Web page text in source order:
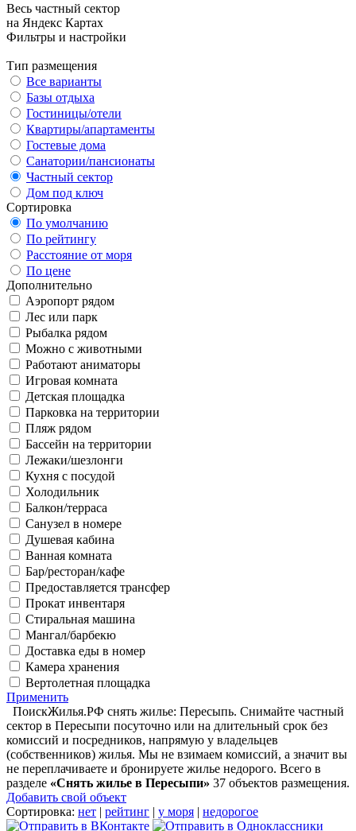
Весь частный сектор
на Яндекс Картах
Фильтры и настройки
Тип размещения
Все варианты
Базы отдыха
Гостиницы/отели
Квартиры/апартаменты
Гостевые дома
Санатории/пансионаты
Частный сектор
Дом под ключ
Сортировка
По умолчанию
По рейтингу
Расстояние от моря
По цене
Дополнительно
Аэропорт рядом
Лес или парк
Рыбалка рядом
Можно с животными
Работают аниматоры
Игровая комната
Детская площадка
Парковка на территории
Пляж рядом
Бассейн на территории
Лежаки/шезлонги
Кухня с посудой
Холодильник
Балкон/терраса
Санузел в номере
Душевая кабина
Ванная комната
Бар/ресторан/кафе
Предоставляется трансфер
Прокат инвентаря
Стиральная машина
Мангал/барбекю
Доставка еды в номер
Камера хранения
Вертолетная площадка
Применить
ПоискЖилья.РФ снять жилье: Пересыпь. Снимайте частный
сектор в Пересыпи посуточно или на длительный срок без
комиссий и посредников, напрямую у владельцев
(собственников) жилья. Мы не взимаем комиссий, а значит вы
не переплачиваете и бронируете жилье недорого. Всего в
разделе «Снять жилье в Пересыпи» 37 объектов размещения.
Добавить свой объект
Сортировка: нет | рейтинг | у моря | недорогое